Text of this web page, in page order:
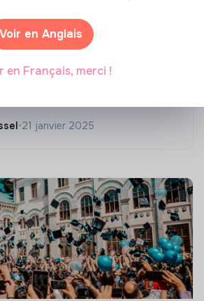
en rénovation
•21 janvier 2025
Voir en Anglais
en Français, merci !